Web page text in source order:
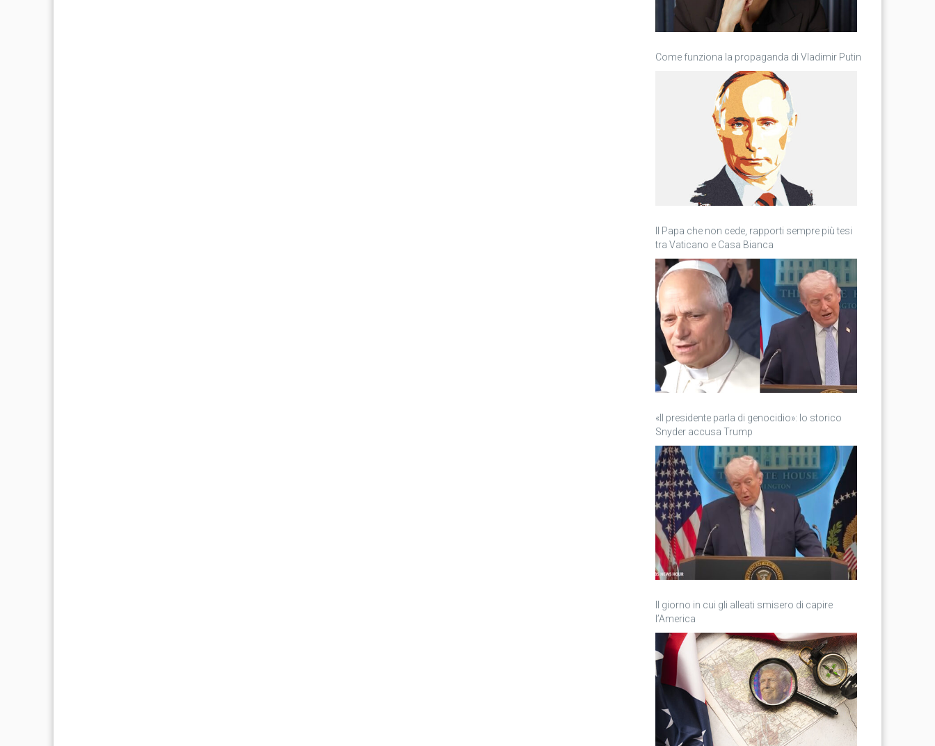
Come funziona la propaganda di Vladimir Putin
Il Papa che non cede, rapporti sempre più tesi
tra Vaticano e Casa Bianca
«Il presidente parla di genocidio»: lo storico
Snyder accusa Trump
Il giorno in cui gli alleati smisero di capire
l’America